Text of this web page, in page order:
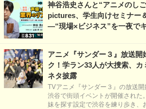
神谷浩史さんと“アニメのし
pictures、学生向けセミナー
―“現場×ビジネス”を一夜で
アニメ『サンダー３』放送開
ク！学ラン33人が大捜索、
ネタ披露
TVアニメ『サンダー３』の放送
渋谷で街頭イベントが開催された
妹を探す設定で渋谷を練り歩き、